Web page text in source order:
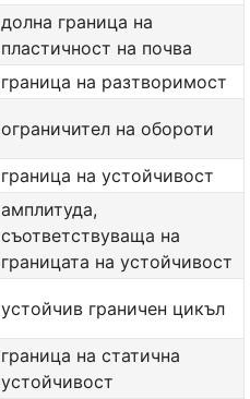
долна граница на
пластичност на почва
граница на разтворимост
ограничител на обороти
граница на устойчивост
амплитуда,
съответствуваща на
границата на устойчивост
устойчив граничен цикъл
граница на статична
устойчивост